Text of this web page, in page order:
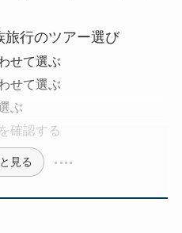
旅行のツアー選び
せて選ぶ
せて選ぶ
ぶ
確認する
見る